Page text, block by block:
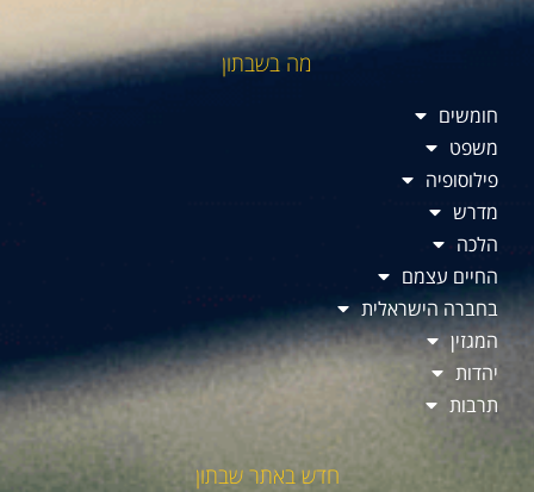
מה בשבתון
חומשים
משפט
פילוסופיה
מדרש
הלכה
החיים עצמם
בחברה הישראלית
המגזין
יהדות
תרבות
חדש באתר שבתון